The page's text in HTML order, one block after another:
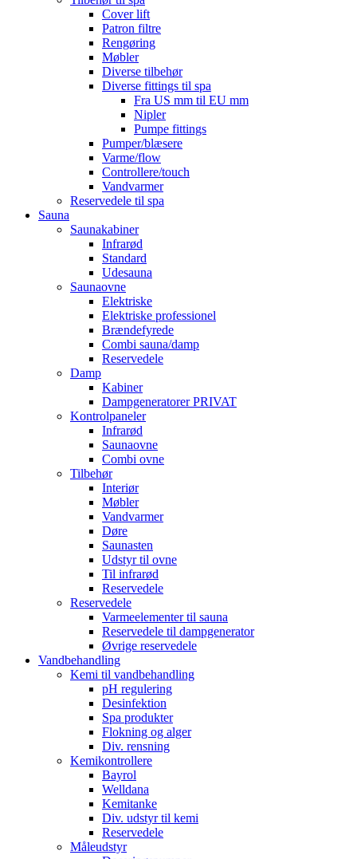
Cover lift
Patron filtre
Rengøring
Møbler
Diverse tilbehør
Diverse fittings til spa
Fra US mm til EU mm
Nipler
Pumpe fittings
Pumper/blæsere
Varme/flow
Controllere/touch
Vandvarmer
Reservedele til spa
Sauna
Saunakabiner
Infrarød
Standard
Udesauna
Saunaovne
Elektriske
Elektriske professionel
Brændefyrede
Combi sauna/damp
Reservedele
Damp
Kabiner
Dampgeneratorer PRIVAT
Kontrolpaneler
Infrarød
Saunaovne
Combi ovne
Tilbehør
Interiør
Møbler
Vandvarmer
Døre
Saunasten
Udstyr til ovne
Til infrarød
Reservedele
Reservedele
Varmeelementer til sauna
Reservedele til dampgenerator
Øvrige reservedele
Vandbehandling
Kemi til vandbehandling
pH regulering
Desinfektion
Spa produkter
Flokning og alger
Div. rensning
Kemikontrollere
Bayrol
Welldana
Kemitanke
Div. udstyr til kemi
Reservedele
Måleudstyr